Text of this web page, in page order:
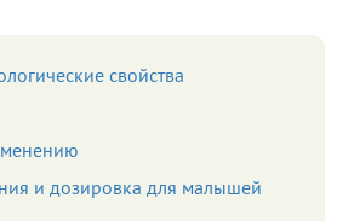
свойства
и дозировка для малышей